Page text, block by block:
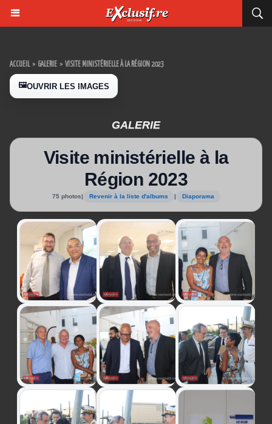
ACCUEIL > GALERIE > VISITE MINISTÉRIELLE À LA RÉGION 2023
🖼️OUVRIR LES IMAGES
GALERIE
Visite ministérielle à la
Région 2023
75 photos| Revenir à la liste d'albums | Diaporama